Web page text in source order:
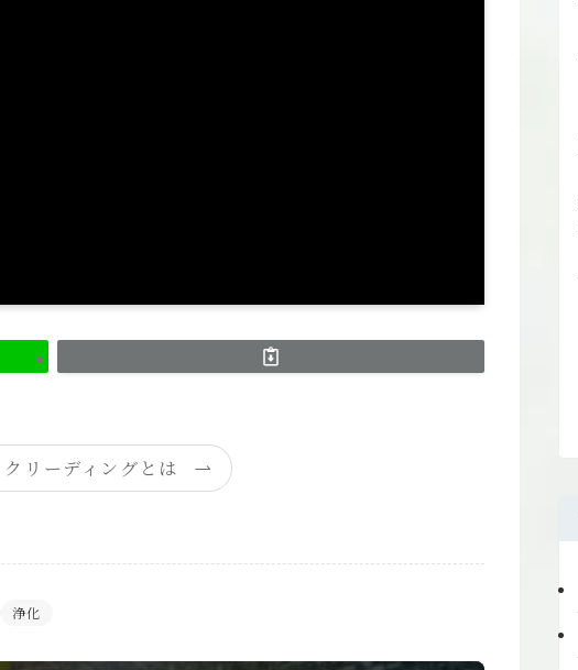
リーディングとは
浄化